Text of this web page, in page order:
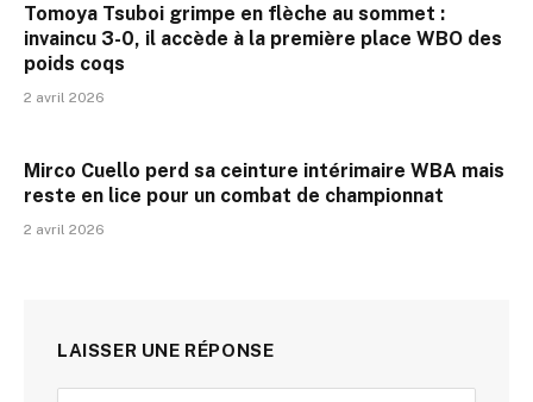
Tomoya Tsuboi grimpe en flèche au sommet :
invaincu 3-0, il accède à la première place WBO des
poids coqs
2 avril 2026
Mirco Cuello perd sa ceinture intérimaire WBA mais
reste en lice pour un combat de championnat
2 avril 2026
LAISSER UNE RÉPONSE